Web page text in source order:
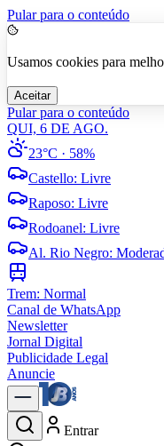
Pular para o conteúdo
Usamos cookies para
Aceitar
Pular para o conteúdo
QUI, 6 DE AGO.
23°C · 58%
Castello: Livre
Raposo: Livre
Rodoanel: Livre
Al. Rio Negro:
Trem: Normal
Canal de WhatsApp
Newsletter
Jornal Digital
Publicidade Legal
Anuncie
Entrar